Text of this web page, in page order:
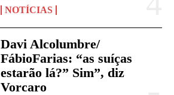
NOTÍCIAS
Davi Alcolumbre/
FábioFarias: “as suíças
estarão lá?” Sim”, diz
Vorcaro